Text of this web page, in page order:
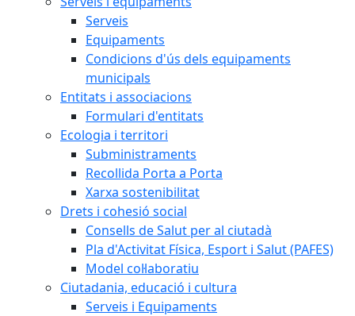
Serveis
Equipaments
Condicions d'ús dels equipaments
municipals
Entitats i associacions
Formulari d'entitats
Ecologia i territori
Subministraments
Recollida Porta a Porta
Xarxa sostenibilitat
Drets i cohesió social
Consells de Salut per al ciutadà
Pla d'Activitat Física, Esport i Salut (PAFES)
Model col·laboratiu
Ciutadania, educació i cultura
Serveis i Equipaments